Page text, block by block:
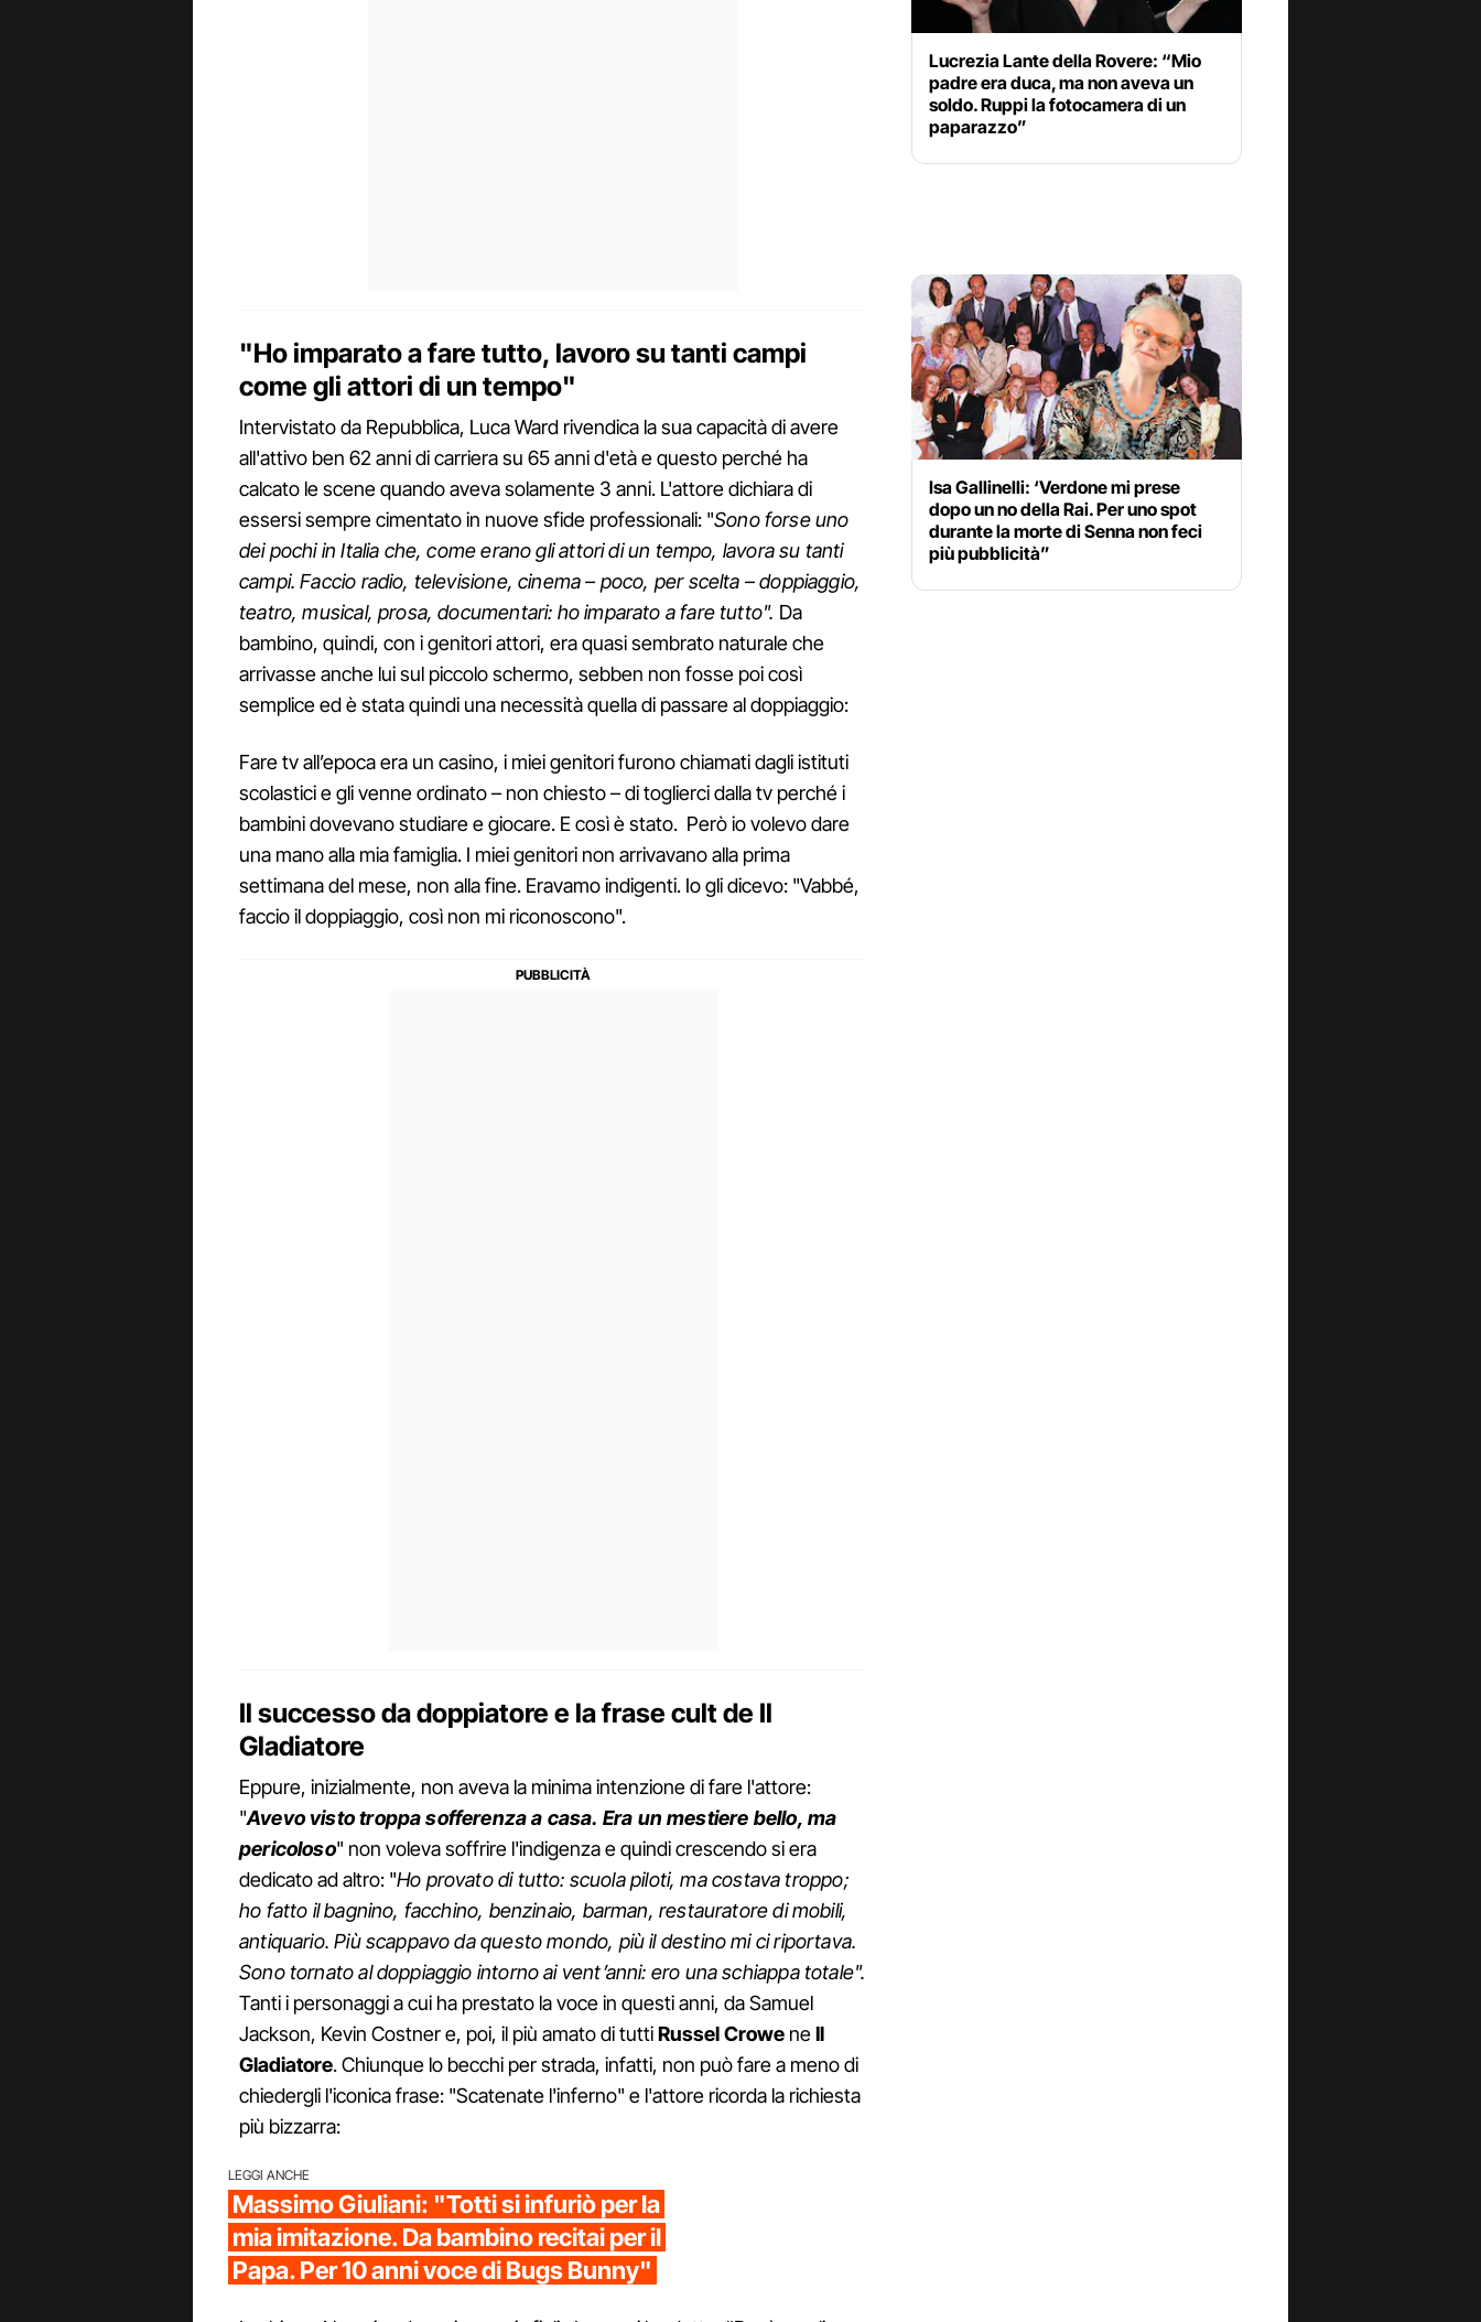
"Ho imparato a fare tutto, lavoro su tanti campi
come gli attori di un tempo"
Intervistato da Repubblica, Luca Ward rivendica la sua capacità di avere
all'attivo ben 62 anni di carriera su 65 anni d'età e questo perché ha
calcato le scene quando aveva solamente 3 anni. L'attore dichiara di
essersi sempre cimentato in nuove sfide professionali: "Sono forse uno
dei pochi in Italia che, come erano gli attori di un tempo, lavora su tanti
campi. Faccio radio, televisione, cinema – poco, per scelta – doppiaggio,
teatro, musical, prosa, documentari: ho imparato a fare tutto". Da
bambino, quindi, con i genitori attori, era quasi sembrato naturale che
arrivasse anche lui sul piccolo schermo, sebben non fosse poi così
semplice ed è stata quindi una necessità quella di passare al doppiaggio:
Fare tv all’epoca era un casino, i miei genitori furono chiamati dagli istituti
scolastici e gli venne ordinato – non chiesto – di toglierci dalla tv perché i
bambini dovevano studiare e giocare. E così è stato. Però io volevo dare
una mano alla mia famiglia. I miei genitori non arrivavano alla prima
settimana del mese, non alla fine. Eravamo indigenti. Io gli dicevo: "Vabbé,
faccio il doppiaggio, così non mi riconoscono".
Il successo da doppiatore e la frase cult de Il
Gladiatore
Eppure, inizialmente, non aveva la minima intenzione di fare l'attore:
"Avevo visto troppa sofferenza a casa. Era un mestiere bello, ma
pericoloso" non voleva soffrire l'indigenza e quindi crescendo si era
dedicato ad altro: "Ho provato di tutto: scuola piloti, ma costava troppo;
ho fatto il bagnino, facchino, benzinaio, barman, restauratore di mobili,
antiquario. Più scappavo da questo mondo, più il destino mi ci riportava.
Sono tornato al doppiaggio intorno ai vent’anni: ero una schiappa totale".
Tanti i personaggi a cui ha prestato la voce in questi anni, da Samuel
Jackson, Kevin Costner e, poi, il più amato di tuttiRussel Crowe neIl
Gladiatore. Chiunque lo becchi per strada, infatti, non può fare a meno di
chiedergli l'iconica frase: "Scatenate l'inferno" e l'attore ricorda la richiesta
più bizzarra:
LEGGI ANCHE
Massimo Giuliani: "Totti si infuriò per la
mia imitazione. Da bambino recitai per il
Papa. Per 10 anni voce di Bugs Bunny"
Lucrezia Lante della Rovere: “Mio
padre era duca, ma non aveva un
soldo. Ruppi la fotocamera di un
paparazzo”
Isa Gallinelli: ‘Verdone mi prese
dopo un no della Rai. Per uno spot
durante la morte di Senna non feci
più pubblicità”